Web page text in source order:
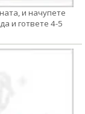
и начупете
и гответе 4-5